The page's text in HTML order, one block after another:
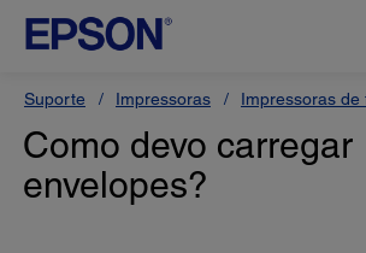
Suporte Impressoras Impressoras de
Como devo carregar
envelopes?